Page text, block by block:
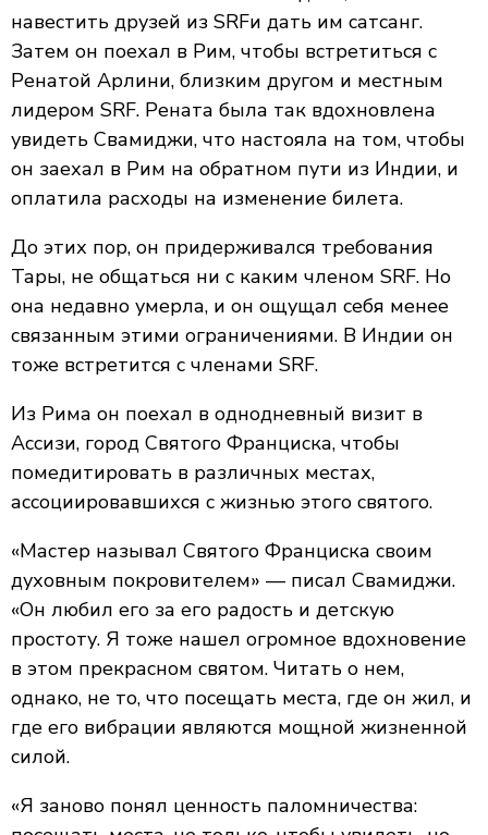
навестить друзей из SRFи дать им сатсанг.
Затем он поехал в Рим, чтобы встретиться с
Ренатой Арлини, близким другом и местным
лидером SRF. Рената была так вдохновлена
увидеть Свамиджи, что настояла на том, чтобы
он заехал в Рим на обратном пути из Индии, и
оплатила расходы на изменение билета.
До этих пор, он придерживался требования
Тары, не общаться ни с каким членом SRF. Но
она недавно умерла, и он ощущал себя менее
связанным этими ограничениями. В Индии он
тоже встретится с членами SRF.
Из Рима он поехал в однодневный визит в
Ассизи, город Святого Франциска, чтобы
помедитировать в различных местах,
ассоциировавшихся с жизнью этого святого.
«Мастер называл Святого Франциска своим
духовным покровителем» — писал Свамиджи.
«Он любил его за его радость и детскую
простоту. Я тоже нашел огромное вдохновение
в этом прекрасном святом. Читать о нем,
однако, не то, что посещать места, где он жил, и
где его вибрации являются мощной жизненной
силой.
«Я заново понял ценность паломничества: